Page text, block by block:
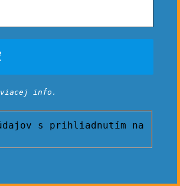
info.
s prihliadnutím na